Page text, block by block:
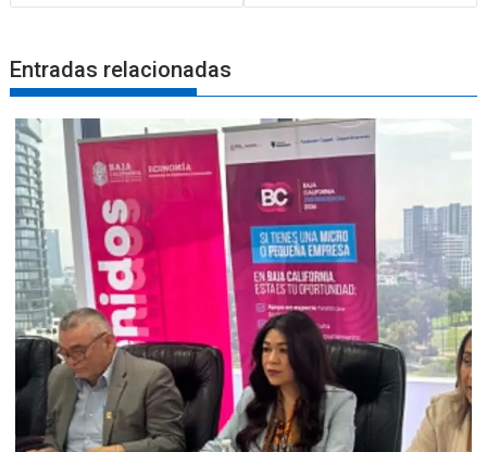
Entradas relacionadas